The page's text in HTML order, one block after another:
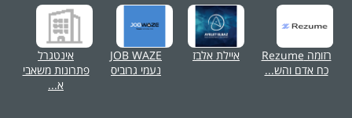
רזומה Rezume
כח אדם והש...
איילת אלבז
JOB WAZE
נעמי גרוביס
אינטגרל
פתרונות משאבי
א...